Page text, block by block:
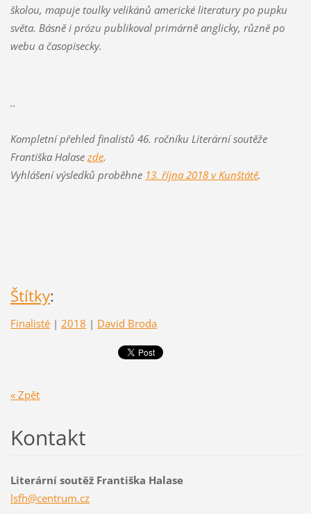
školou, mapuje toulky velikánů americké literatury po pupku
světa. Básně i prózu publikoval primárně anglicky, různě po
webu a časopisecky.
..
Kompletní přehled finalistů 46. ročníku Literární soutěže
Františka Halasezde.
Vyhlášení výsledků proběhne 13. října 2018 v Kunštátě.
Štítky:
Finalisté | 2018 | David Broda
« Zpět
Kontakt
Literární soutěž Františka Halase
lsfh@centrum.cz